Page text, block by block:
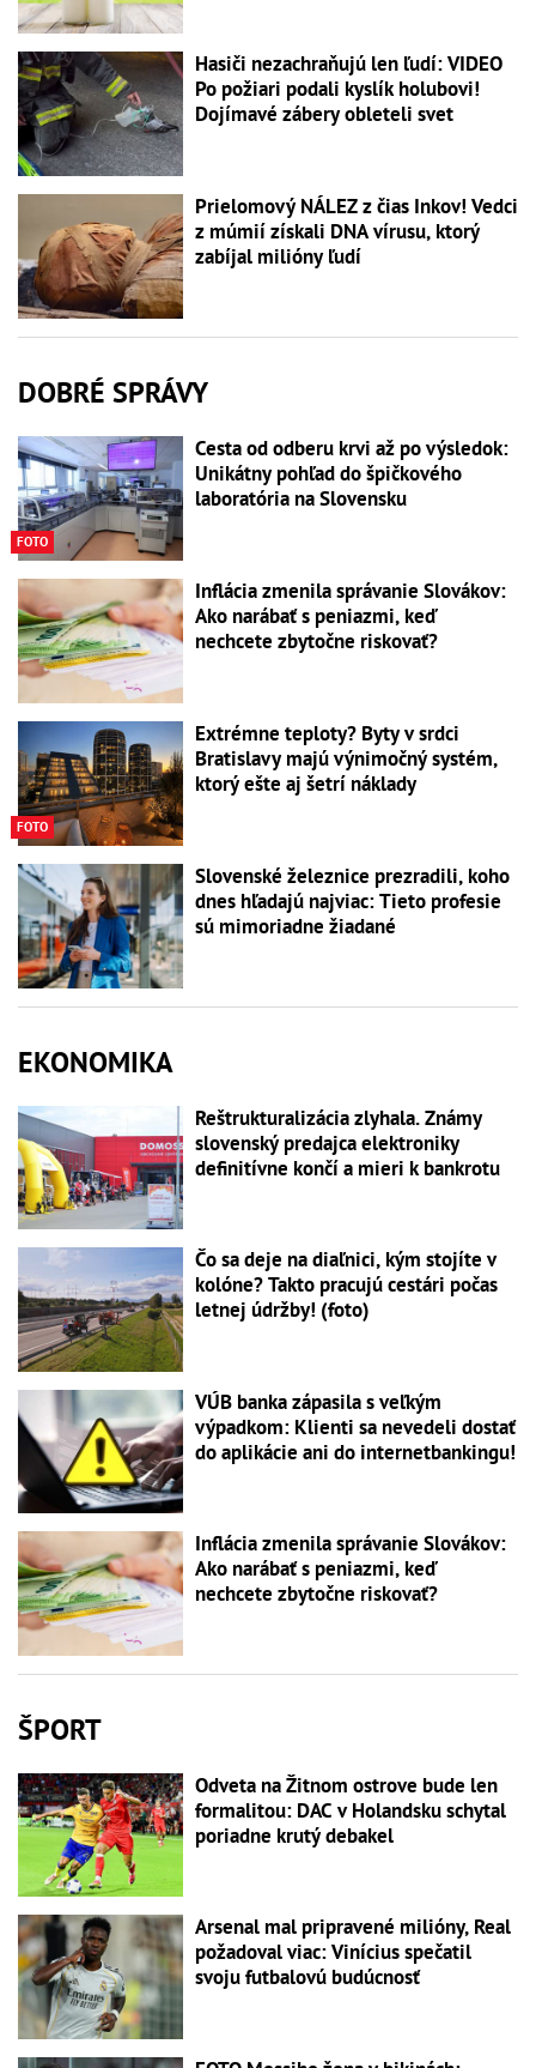
Hasiči nezachraňujú len ľudí: VIDEO
Po požiari podali kyslík holubovi!
Dojímavé zábery obleteli svet
Prielomový NÁLEZ z čias Inkov! Vedci
z múmií získali DNA vírusu, ktorý
zabíjal milióny ľudí
DOBRÉ SPRÁVY
FOTO
Cesta od odberu krvi až po výsledok:
Unikátny pohľad do špičkového
laboratória na Slovensku
Inflácia zmenila správanie Slovákov:
Ako narábať s peniazmi, keď
nechcete zbytočne riskovať?
FOTO
Extrémne teploty? Byty v srdci
Bratislavy majú výnimočný systém,
ktorý ešte aj šetrí náklady
Slovenské železnice prezradili, koho
dnes hľadajú najviac: Tieto profesie
sú mimoriadne žiadané
EKONOMIKA
Reštrukturalizácia zlyhala. Známy
slovenský predajca elektroniky
definitívne končí a mieri k bankrotu
Čo sa deje na diaľnici, kým stojíte v
kolóne? Takto pracujú cestári počas
letnej údržby! (foto)
VÚB banka zápasila s veľkým
výpadkom: Klienti sa nevedeli dostať
do aplikácie ani do internetbankingu!
Inflácia zmenila správanie Slovákov:
Ako narábať s peniazmi, keď
nechcete zbytočne riskovať?
ŠPORT
Odveta na Žitnom ostrove bude len
formalitou: DAC v Holandsku schytal
poriadne krutý debakel
Arsenal mal pripravené milióny, Real
požadoval viac: Vinícius spečatil
svoju futbalovú budúcnosť